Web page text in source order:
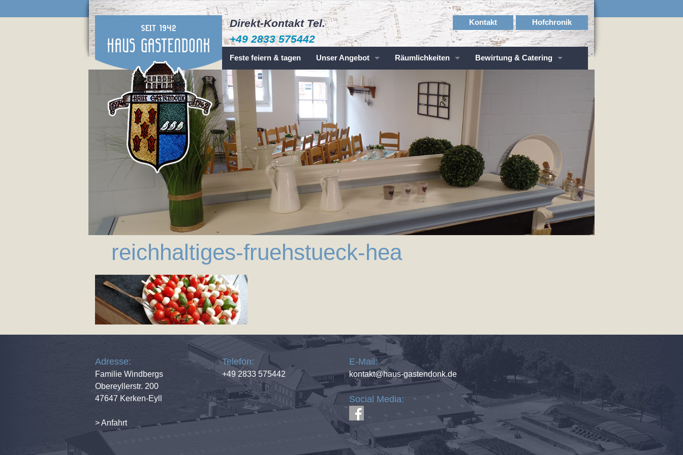
Direkt-Kontakt Tel.
+49 2833 575442
Kontakt Hofchronik
Feste feiern & tagen Unser Angebot
Räume für Feiern
Tagungsraum
Gruppen
Betriebsführung
Tannenbaumverkauf
Räumlichkeiten
Das Stübchen
Büffetraum
Bewirtung & Catering
Kaffeekränzchen
Weckmann-Essen
Niederrheinische Kaffeetafel
Getränke
reichhaltiges-fruehstueck-hea
Adresse:
Familie Windbergs
Obereyllerstr. 200
47647 Kerken-Eyll
> Anfahrt
Telefon:
+49 2833 575442
E-Mail:
kontakt@haus-gastendonk.de
Social Media: